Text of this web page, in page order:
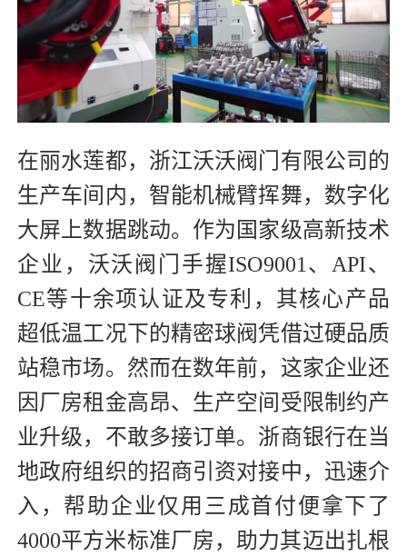
在丽水莲都，浙江沃沃阀门有限公司的
生产车间内，智能机械臂挥舞，数字化
大屏上数据跳动。作为国家级高新技术
企业，沃沃阀门手握ISO9001、API、
CE等十余项认证及专利，其核心产品
超低温工况下的精密球阀凭借过硬品质
站稳市场。然而在数年前，这家企业还
因厂房租金高昂、生产空间受限制约产
业升级，不敢多接订单。浙商银行在当
地政府组织的招商引资对接中，迅速介
入，帮助企业仅用三成首付便拿下了
4000平方米标准厂房，助力其迈出扎根